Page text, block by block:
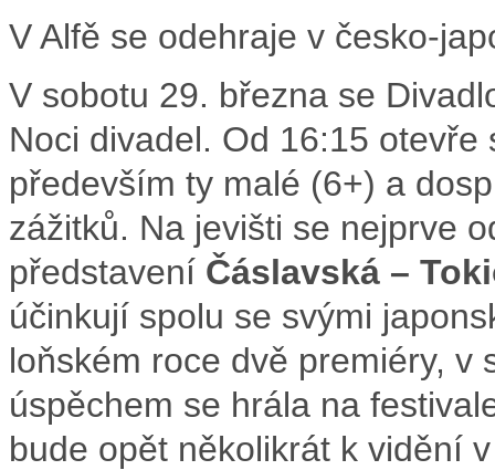
V Alfě se odehraje v česko-
V sobotu 29. března se
Noci divadel. Od 16:15
především ty malé (6+) a
zážitků. Na jevišti se nejprve
představení Čáslavská –
účinkují spolu se svými
loňském roce dvě premiéry, v
úspěchem se hrála na
bude opět několikrát k vidění